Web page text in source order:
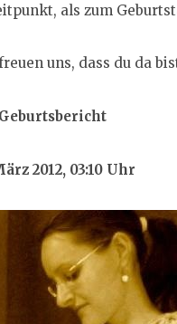
als zum
uns, dass du da
Geburtsbericht
2012, 03:10 Uhr